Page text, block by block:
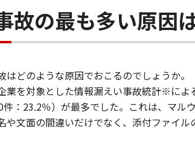
故の最も多い原因
どのような原因でおこるのでしょうか。
業を対象とした情報漏えい事故統計※に
：23.2％）が最多でした。これは、マ
や文面の間違いだけでなく、添付ファイ